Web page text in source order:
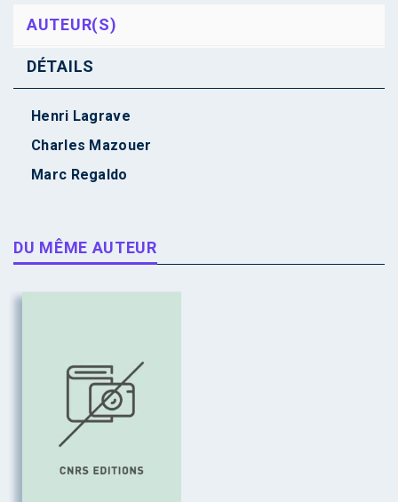
AUTEUR(S)
DÉTAILS
Henri Lagrave
Charles Mazouer
Marc Regaldo
DU MÊME AUTEUR